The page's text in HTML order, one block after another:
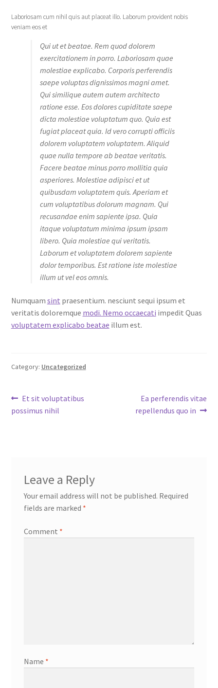
Laboriosam cum nihil quis aut placeat illo. Laborum provident nobis
veniam eos et
Qui ut et beatae. Rem quod dolorem
exercitationem in porro. Laboriosam quae
molestiae explicabo. Corporis perferendis
saepe voluptas dignissimos magni amet.
Qui similique autem autem architecto
ratione esse. Eos dolores cupiditate saepe
dicta molestiae voluptatum quo. Quia est
fugiat placeat quia. Id vero corrupti officiis
dolorem voluptatem voluptatem. Aliquid
quae nulla tempore ab beatae veritatis.
Facere beatae minus porro mollitia quia
asperiores. Molestiae adipisci et ut
quibusdam voluptatem quis. Aperiam et
cum voluptatibus dolorum magnam. Qui
recusandae enim sapiente ipsa. Quia
itaque voluptatum minima ipsum ipsam
libero. Quia molestiae qui veritatis.
Laborum et voluptatem dolorem sapiente
dolor temporibus. Est ratione iste molestiae
illum ut vel eos omnis.
Numquam sint praesentium. nesciunt sequi ipsum et
veritatis doloremque modi. Nemo occaecati impedit Quas
voluptatem explicabo beatae illum est.
Category: Uncategorized
Post
navigation
Previous
post:
Et sit voluptatibus
possimus nihil
Next
post:
Ea perferendis vitae
repellendus quo in
Leave a Reply
Your email address will not be published. Required
fields are marked *
Comment *
Name *